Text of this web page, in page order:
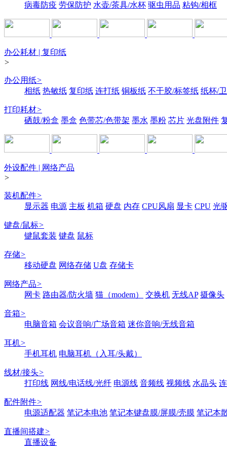
病毒防疫 劳保防护 水壶/茶具/水杯 驱虫用品 粘钩/相框
办公耗材 | 复印纸
>
办公用纸>
相纸 热敏纸 复印纸 连打纸 铜板纸 不干胶/标签纸 纸杯/
打印耗材>
硒鼓/粉盒 墨盒 色带芯/色带架 墨水 墨粉 芯片 光盘附件
外设配件 | 网络产品
>
装机配件>
显示器 电源 主板 机箱 硬盘 内存 CPU风扇 显卡 CPU 光
键盘/鼠标>
键鼠套装 键盘 鼠标
存储>
移动硬盘 网络存储 U盘 存储卡
网络产品>
网卡 路由器/防火墙 猫（modem） 交换机 无线AP 摄像头
音箱>
电脑音箱 会议音响/广场音箱 迷你音响/无线音箱
耳机>
手机耳机 电脑耳机（入耳/头戴）
线材/接头>
打印线 网线/电话线/光纤 电源线 音频线 视频线 水晶头
配件附件>
电源适配器 笔记本电池 笔记本键盘膜/屏膜/壳膜 笔记本
直播间搭建>
直播设备